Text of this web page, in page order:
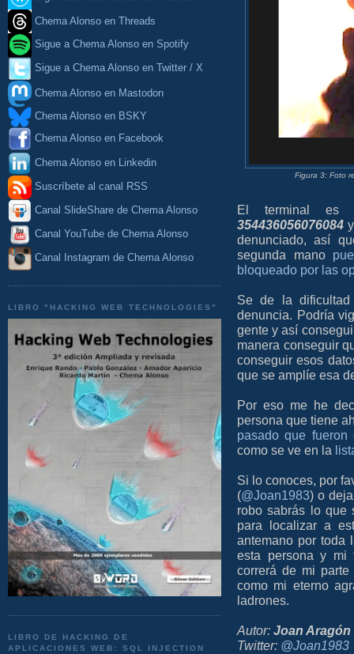
Chema Alonso en Threads
Sigue a Chema Alonso en Spotify
Sigue a Chema Alonso en Twitter / X
Chema Alonso en Mastodon
Chema Alonso en BSKY
Chema Alonso en Facebook
Chema Alonso en Linkedin
Suscríbete al canal RSS
Canal SlideShare de Chema Alonso
Canal YouTube de Chema Alonso
Canal Instagram de Chema Alonso
LIBRO "HACKING WEB TECHNOLOGIES"
LIBRO DE HACKING DE
APLICACIONES WEB: SQL INJECTION
Figura 3: Foto
El terminal
354436056076084
denunciado, así
segunda mano
bloqueado por las
Se de la
denuncia. Podría
gente y así
manera conseguir
conseguir esos
que se amplíe esa
Por eso me he
persona que tiene
pasado que
como se ve en la
Si lo conoces, por
(@Joan1983) o
robo sabrás lo que
para localizar a
antemano por toda
esta persona y mi
correrá de mi
como mi eterno
ladrones.
Autor: Joan Aragón
Twitter: @Joan1983